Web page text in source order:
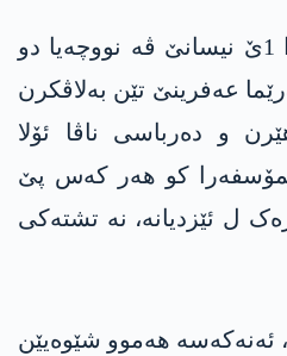
ئه‌نه‌كه‌س دبێژە، ژ رۆژا 1ێ نیسانێ ڤە نووچەیا دو
عه‌فرینێ تێن بەلاڤکرن
و دەرباسی ناڤا ئۆلا
کو هەر کەس پێ
ل ئێزدیانە، نە تشتەکی
ئه‌نه‌كه‌سه‌ هەموو شێوەیێن